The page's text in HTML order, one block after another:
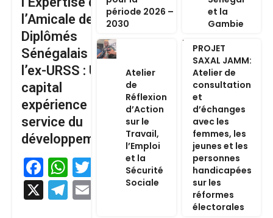
l’Amicale des
Diplômés
Sénégalais de
l’ex-URSS : Un
capital
expérience au
service du
développement
Facebook
WhatsApp
Twitter
X
Telegram
Email
période 2026 –
2030
et la
Gambie
Atelier
de
Réflexion
d’Action
sur le
Travail,
l’Emploi
et la
Sécurité
Sociale
PROJET
SAXAL JAMM:
Atelier de
consultation
et
d’échanges
avec les
femmes, les
jeunes et les
personnes
handicapées
sur les
réformes
électorales